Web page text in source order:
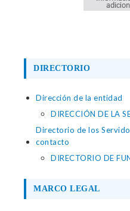
DIRECTORIO
Dirección de la entidad
DIRECCIÓN DE LA
Directorio de los
contacto
DIRECTORIO DE
MARCO LEGAL